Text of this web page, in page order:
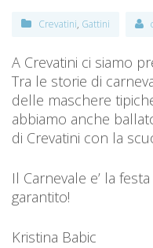
Crevatini, Gattini
A Crevatini ci siamo
Tra le storie di
delle maschere
abbiamo anche
di Crevatini con la
Il Carnevale e’ la
garantito!
Kristina Babic